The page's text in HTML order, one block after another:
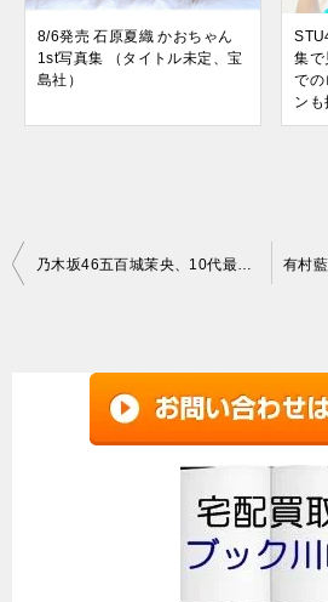
8/6発売 石原夏織 かおちゃん
1st写真集 （タイトル未定、宝
島社）
集で
での
ンも
投
乃木坂46五百城茉央、10代最後の輝きを収めた1st写真集がついに登場！